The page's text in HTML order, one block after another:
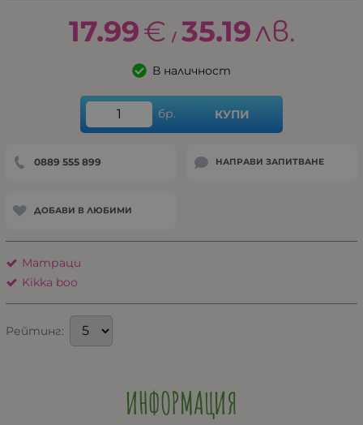
17.99€ / 35.19лв.
В наличност
бр. КУПИ
0889 555 899 НАПРАВИ ЗАПИТВАНЕ
ДОБАВИ В ЛЮБИМИ
Матраци
Kikka boo
Рейтинг:
ИНФОРМАЦИЯ